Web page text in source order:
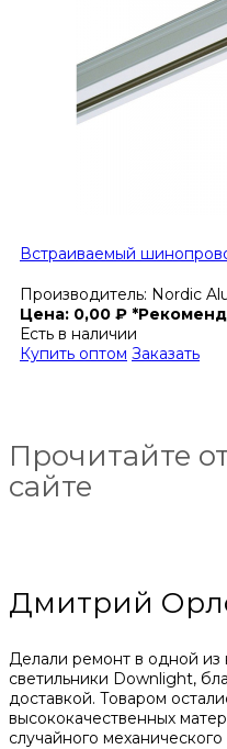
Встраиваемый
Производитель: Nordic
Цена: 0,00 ₽
Есть в наличии
Купить оптом Заказать
Прочитайте
сайте
Дмитрий
Делали ремонт в одной
светильники Downlight,
доставкой. Товаром
высококачественных
случайного